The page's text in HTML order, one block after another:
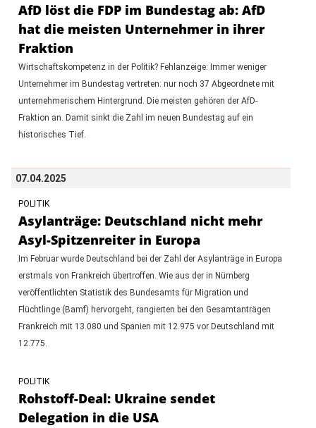
AfD löst die FDP im Bundestag ab: AfD
hat die meisten Unternehmer in ihrer
Fraktion
Wirtschaftskompetenz in der Politik? Fehlanzeige: Immer weniger
Unternehmer im Bundestag vertreten: nur noch 37 Abgeordnete mit
unternehmerischem Hintergrund. Die meisten gehören der AfD-
Fraktion an. Damit sinkt die Zahl im neuen Bundestag auf ein
historisches Tief.
07.04.2025
POLITIK
Asylanträge: Deutschland nicht mehr
Asyl-Spitzenreiter in Europa
Im Februar wurde Deutschland bei der Zahl der Asylanträge in Europa
erstmals von Frankreich übertroffen. Wie aus der in Nürnberg
veröffentlichten Statistik des Bundesamts für Migration und
Flüchtlinge (Bamf) hervorgeht, rangierten bei den Gesamtanträgen
Frankreich mit 13.080 und Spanien mit 12.975 vor Deutschland mit
12.775.
POLITIK
Rohstoff-Deal: Ukraine sendet
Delegation in die USA